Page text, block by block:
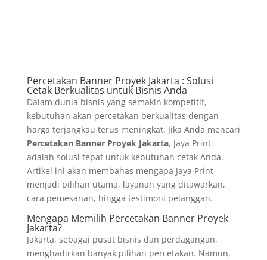
Percetakan Banner Proyek Jakarta : Solusi
Cetak Berkualitas untuk Bisnis Anda
Dalam dunia bisnis yang semakin kompetitif,
kebutuhan akan percetakan berkualitas dengan
harga terjangkau terus meningkat. Jika Anda mencari
Percetakan Banner Proyek Jakarta, Jaya Print
adalah solusi tepat untuk kebutuhan cetak Anda.
Artikel ini akan membahas mengapa Jaya Print
menjadi pilihan utama, layanan yang ditawarkan,
cara pemesanan, hingga testimoni pelanggan.
Mengapa Memilih Percetakan Banner Proyek
Jakarta?
Jakarta, sebagai pusat bisnis dan perdagangan,
menghadirkan banyak pilihan percetakan. Namun,